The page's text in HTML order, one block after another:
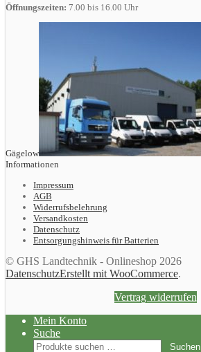
Öffnungszeiten: 7.00 bis 16.00 Uhr
Gägelow
Informationen
Impressum
AGB
Widerrufsbelehrung
Versandkosten
Datenschutz
Entsorgungshinweis für Batterien
© GHS Landtechnik - Onlineshop 2026
DatenschutzErstellt mit WooCommerce.
Vertrag widerrufen
Mein Konto
Suche
Suchen
Suchen